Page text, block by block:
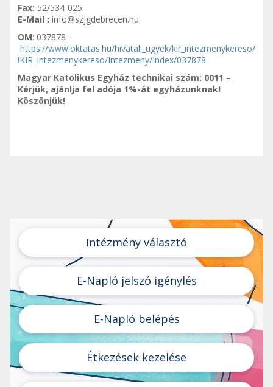
Fax: 52/534-025
E-Mail : info@szjgdebrecen.hu
OM: 037878 –
https://www.oktatas.hu/hivatali_ugyek/kir_intezmenykereso/
!KIR_Intezmenykereso/Intezmeny/Index/037878
Magyar Katolikus Egyház technikai szám: 0011 –
Kérjük, ajánlja fel adója 1%-át egyházunknak!
Köszönjük!
Intézmény választó
E-Napló jelszó igénylés
E-Napló belépés
Étkezések kezelése